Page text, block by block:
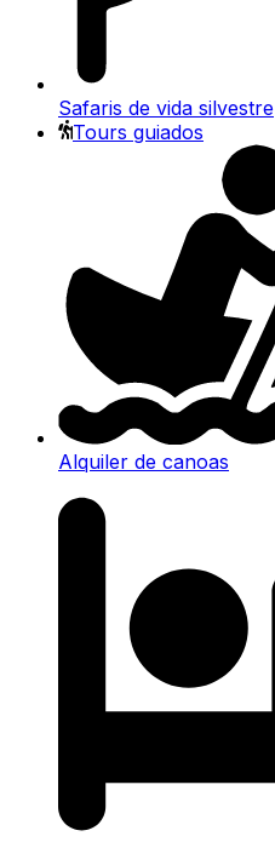
Safaris de vida silvestre
Tours guiados
Alquiler de canoas